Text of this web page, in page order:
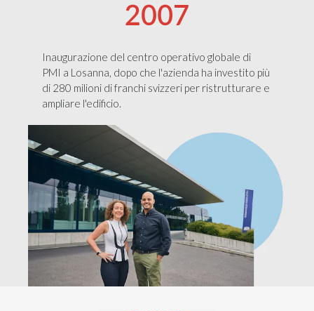
Inaugurazione del centro operativo globale di
PMI a Losanna, dopo che l'azienda ha investito più
di 280 milioni di franchi svizzeri per ristrutturare e
ampliare l'edificio.